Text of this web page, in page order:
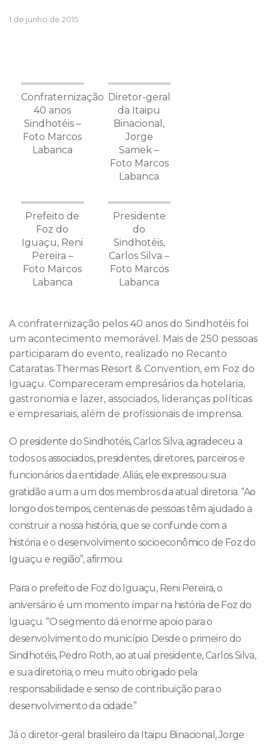
1 de junho de 2015
Confraternização
40 anos
Sindhotéis –
Foto Marcos
Labanca
Diretor-geral
da Itaipu
Binacional,
Jorge
Samek –
Foto Marcos
Labanca
Prefeito de
Foz do
Iguaçu, Reni
Pereira –
Foto Marcos
Labanca
Presidente
do
Sindhotéis,
Carlos Silva –
Foto Marcos
Labanca
A confraternização pelos 40 anos do Sindhotéis foi
um acontecimento memorável. Mais de 250 pessoas
participaram do evento, realizado no Recanto
Cataratas Thermas Resort & Convention, em Foz do
Iguaçu. Compareceram empresários da hotelaria,
gastronomia e lazer, associados, lideranças políticas
e empresariais, além de profissionais de imprensa.
O presidente do Sindhotéis, Carlos Silva, agradeceu a
todos os associados, presidentes, diretores, parceiros e
funcionários da entidade. Aliás, ele expressou sua
gratidão a um a um dos membros da atual diretoria. “Ao
longo dos tempos, centenas de pessoas têm ajudado a
construir a nossa história, que se confunde com a
história e o desenvolvimento socioeconômico de Foz do
Iguaçu e região”, afirmou.
Para o prefeito de Foz do Iguaçu, Reni Pereira, o
aniversário é um momento ímpar na história de Foz do
Iguaçu. “O segmento dá enorme apoio para o
desenvolvimento do município. Desde o primeiro do
Sindhotéis, Pedro Roth, ao atual presidente, Carlos Silva,
e sua diretoria, o meu muito obrigado pela
responsabilidade e senso de contribuição para o
desenvolvimento da cidade.”
Já o diretor-geral brasileiro da Itaipu Binacional, Jorge